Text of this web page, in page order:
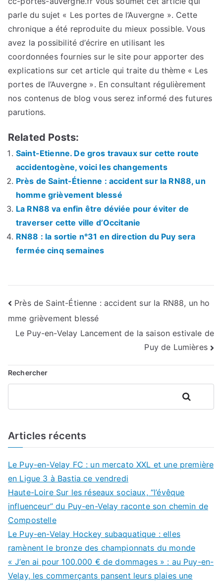
parle du sujet « Les portes de l’Auvergne ». Cette
chronique a été reproduite du mieux possible. Vous
avez la possibilité d’écrire en utilisant les
coordonnées fournies sur le site pour apporter des
explications sur cet article qui traite du thème « Les
portes de l’Auvergne ». En consultant régulièrement
nos contenus de blog vous serez informé des futures
parutions.
Related Posts:
Saint-Etienne. De gros travaux sur cette route
accidentogène, voici les changements
Près de Saint-Étienne : accident sur la RN88, un
homme grièvement blessé
La RN88 va enfin être déviée pour éviter de
traverser cette ville d’Occitanie
RN88 : la sortie n°31 en direction du Puy sera
fermée cinq semaines
Navigation
de
Près de Saint-Étienne : accident sur la RN88, un ho
mme grièvement blessé
Le Puy-en-Velay Lancement de la saison estivale de
Puy de Lumières
Rechercher
Rechercher
Articles récents
Le Puy-en-Velay FC : un mercato XXL et une première
en Ligue 3 à Bastia ce vendredi
Haute-Loire Sur les réseaux sociaux, “l’évêque
influenceur” du Puy-en-Velay raconte son chemin de
Compostelle
Le Puy-en-Velay Hockey subaquatique : elles
ramènent le bronze des championnats du monde
« J’en ai pour 100.000 € de dommages » : au Puy-en-
Velay, les commerçants pansent leurs plaies une